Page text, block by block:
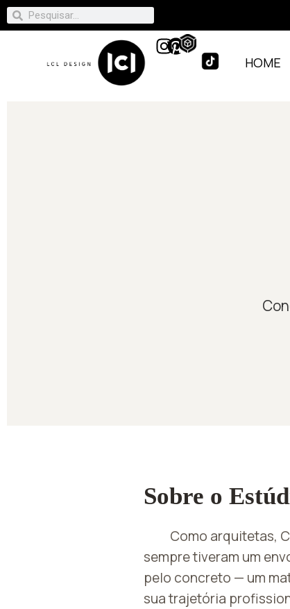
HOME
Sobre o
Como arquitetas,
sempre tiveram um
pelo concreto — um
sua trajetória